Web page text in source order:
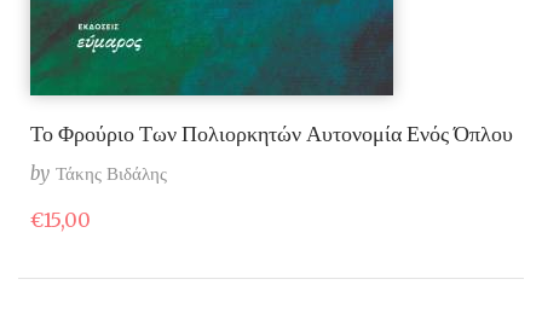
Το Φρούριο Των Πολιορκητών Αυτονομία Ενός Όπλου
by Τάκης Βιδάλης
€15,00